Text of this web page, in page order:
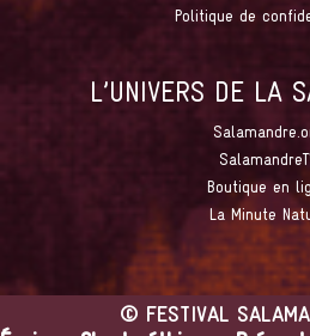
Politique de
L’UNIVERS DE LA
Boutique en
La Minute
© FESTIVAL